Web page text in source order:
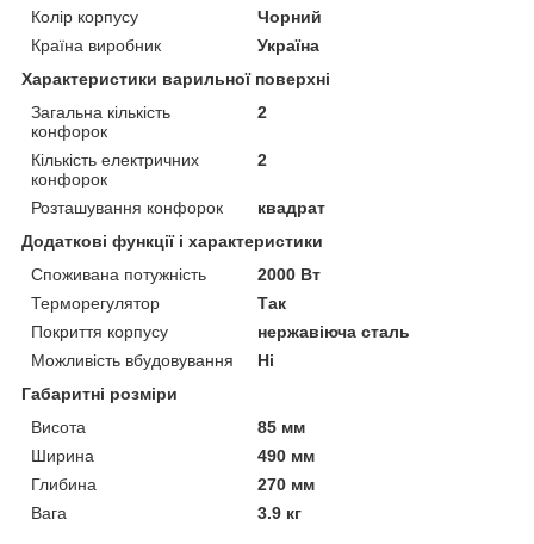
Колір корпусу
Чорний
Країна виробник
Україна
Характеристики варильної поверхні
Загальна кількість
конфорок
2
Кількість електричних
конфорок
2
Розташування конфорок
квадрат
Додаткові функції і характеристики
Споживана потужність
2000 Вт
Терморегулятор
Так
Покриття корпусу
нержавіюча сталь
Можливість вбудовування
Ні
Габаритні розміри
Висота
85 мм
Ширина
490 мм
Глибина
270 мм
Вага
3.9 кг